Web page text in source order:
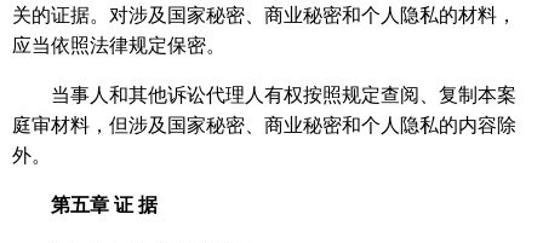
关的证据。对涉及国家秘密、商业秘密和个人隐私的材料，
应当依照法律规定保密。
当事人和其他诉讼代理人有权按照规定查阅、复制本案
庭审材料，但涉及国家秘密、商业秘密和个人隐私的内容除
外。
第五章 证 据